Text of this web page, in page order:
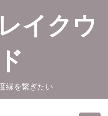
イクウ
縁を繋ぎたい